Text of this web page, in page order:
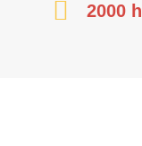
2000